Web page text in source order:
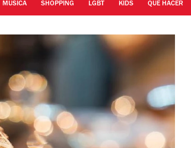
MUSICA SHOPPING LGBT KIDS QUE HACER